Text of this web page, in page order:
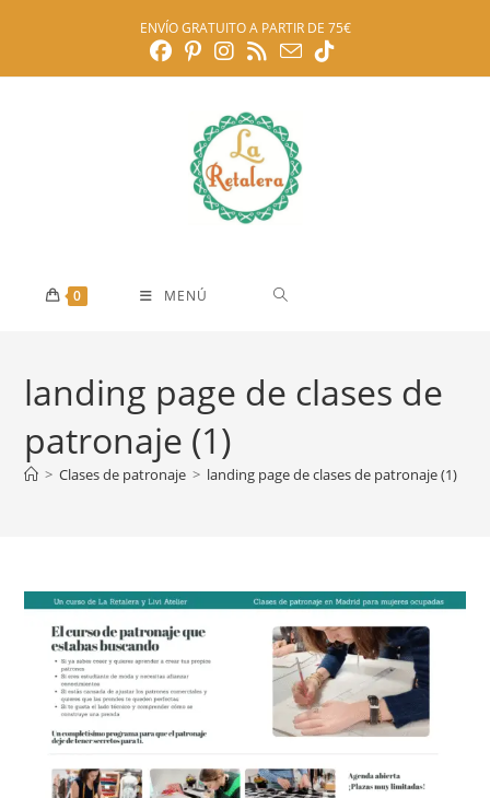
ENVÍO GRATUITO A PARTIR DE 75€
0 MENÚ
landing page de clases de
patronaje (1)
> Clases de patronaje > landing page de clases de patronaje (1)